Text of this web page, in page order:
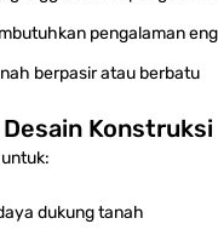
pengalaman
berpasir atau berbatu
Konstruksi
dukung tanah